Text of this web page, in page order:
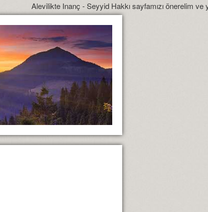
Inanç - Seyyid Hakkı sayfamızı önerelim ve